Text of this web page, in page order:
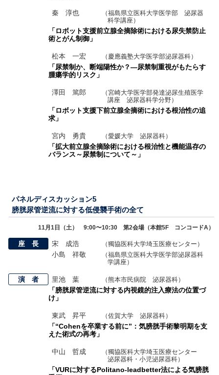
秦 淳也
（福島県立医科大学医学部 泌尿器
科学講座）
「ロボット支援前立腺全摘除術における尿失禁防止
術とがん制御」
松本 一宏 （慶應義塾大学医学部泌尿器科）
「尿禁制か、断端陽性か？―尿禁制重視がもたらす
腫瘍学的リスク」
澤田 篤郎
（宮崎大学医学部発達泌尿生殖医学
講座 泌尿器科学分野）
「ロボット支援下前立腺全摘術における根治性の追
求」
宮内 勇貴 （愛媛大学 泌尿器科）
「拡大前立腺全摘除術における根治性と機能温存の
バランス～尿禁制について～」
パネルディスカッション5
膀胱尿管逆流に対する低侵襲手術の全て
11月1日（土） 9:00〜10:30 第2会場（本館5F コンコードA）
座 長 宋 成浩 （獨協医科大学埼玉医療センター）
小島 祥敬
（福島県立医科大学医学部泌尿器科
学講座）
演 者 里池 葉 （熊本市民病院 泌尿器科）
「膀胱尿管逆流に対する内視鏡的注入療法の位置づ
け」
東武 昇平 （佐賀大学 泌尿器科）
「“Cohenを卒業する前に”：気膀胱手術黎明期を支
えた術式の再考」
中山 哲成
（獨協医科大学埼玉医療センター
泌尿器科・小児泌尿器科）
「VURに対するPolitano-leadbetter法による気膀胱